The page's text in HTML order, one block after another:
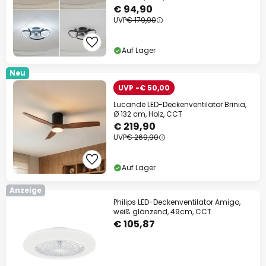
€ 94,90
UVP€ 179,90
Auf Lager
Neu
UVP -€ 50,00
Lucande LED-Deckenventilator Brinia,
Ø 132 cm, Holz, CCT
€ 219,90
UVP€ 269,90
Auf Lager
Anzeige
Philips LED-Deckenventilator Amigo,
weiß glänzend, 49cm, CCT
€ 105,87